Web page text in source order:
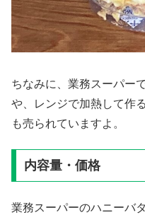
ちなみに、業務スーパー
や、レンジで加熱して作
も売られていますよ。
内容量・価格
業務スーパーのハニーバ